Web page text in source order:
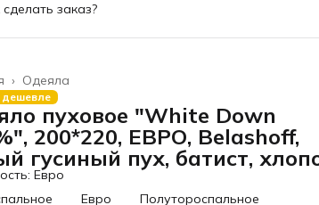
заказ?
Одеяла
›
пуховое "White Down
200*220, ЕВРО, Belashoff,
гусиный пух, батист,
Евро
Евро
Полутороспальное